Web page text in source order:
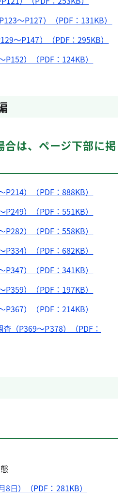
～P127）（PDF：131KB）
～P147）（PDF：295KB）
）（PDF：124KB）
合は、ページ下部に掲
）（PDF：888KB）
）（PDF：551KB）
）（PDF：558KB）
）（PDF：682KB）
）（PDF：341KB）
）（PDF：197KB）
）（PDF：214KB）
（P369～P378）（PDF：
日）（PDF：281KB）